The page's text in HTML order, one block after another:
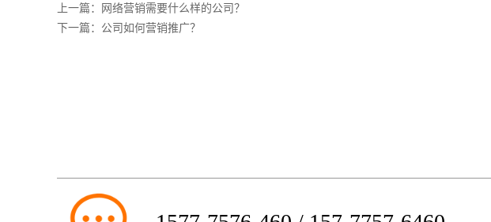
上一篇：
网络营销需要什么样的公司？
下一篇： 公司如何营销推广？